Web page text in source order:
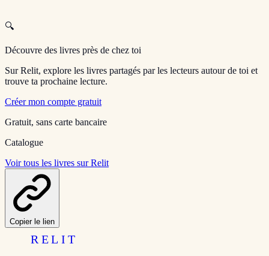
🔍
Découvre des livres près de chez toi
Sur Relit, explore les livres partagés par les lecteurs autour de toi et
trouve ta prochaine lecture.
Créer mon compte gratuit
Gratuit, sans carte bancaire
Catalogue
Voir tous les livres sur Relit
Copier le lien
RELIT